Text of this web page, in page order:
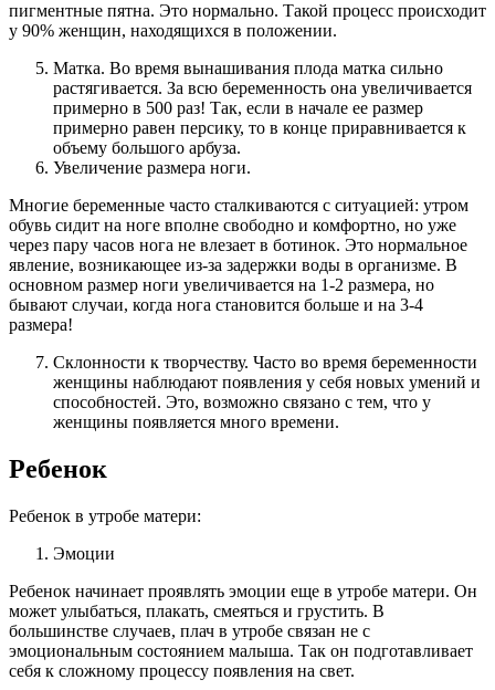
пигментные пятна. Это нормально. Такой процесс происходит
у 90% женщин, находящихся в положении.
Матка. Во время вынашивания плода матка сильно
растягивается. За всю беременность она увеличивается
примерно в 500 раз! Так, если в начале ее размер
примерно равен персику, то в конце приравнивается к
объему большого арбуза.
Увеличение размера ноги.
Многие беременные часто сталкиваются с ситуацией: утром
обувь сидит на ноге вполне свободно и комфортно, но уже
через пару часов нога не влезает в ботинок. Это нормальное
явление, возникающее из-за задержки воды в организме. В
основном размер ноги увеличивается на 1-2 размера, но
бывают случаи, когда нога становится больше и на 3-4
размера!
Склонности к творчеству. Часто во время беременности
женщины наблюдают появления у себя новых умений и
способностей. Это, возможно связано с тем, что у
женщины появляется много времени.
Ребенок
Ребенок в утробе матери:
Эмоции
Ребенок начинает проявлять эмоции еще в утробе матери. Он
может улыбаться, плакать, смеяться и грустить. В
большинстве случаев, плач в утробе связан не с
эмоциональным состоянием малыша. Так он подготавливает
себя к сложному процессу появления на свет.